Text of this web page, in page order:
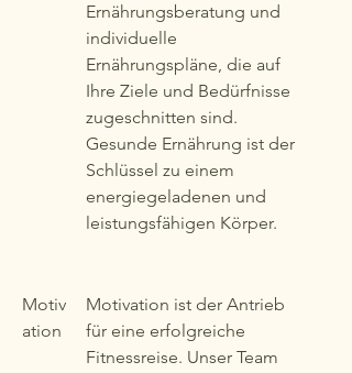
Ernährungsberatung und
individuelle
Ernährungspläne, die auf
Ihre Ziele und Bedürfnisse
zugeschnitten sind.
Gesunde Ernährung ist der
Schlüssel zu einem
energiegeladenen und
leistungsfähigen Körper.
Motiv
ation
Motivation ist der Antrieb
für eine erfolgreiche
Fitnessreise. Unser Team